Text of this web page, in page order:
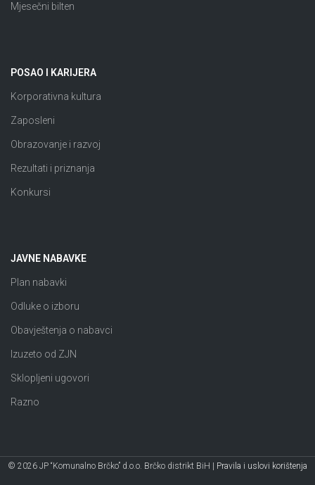
Mjesečni bilten
POSAO I KARIJERA
Korporativna kultura
Zaposleni
Obrazovanje i razvoj
Rezultati i priznanja
Konkursi
JAVNE NABAVKE
Plan nabavki
Odluke o izboru
Obavještenja o nabavci
Izuzeto od ZJN
Sklopljeni ugovori
Razno
© 2026 JP “Komunalno Brčko” d.o.o. Brčko distrikt BiH | Pravila i uslovi korištenja